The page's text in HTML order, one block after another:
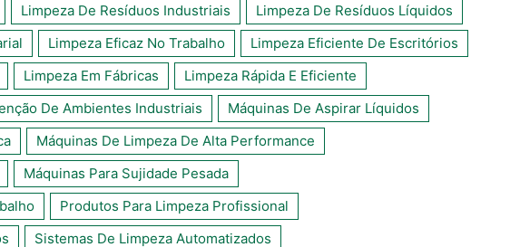
Limpeza De Resíduos Industriais
Limpeza De Resíduos Líquidos
Limpeza Eficaz No Trabalho
Limpeza Eficiente De Escritórios
Limpeza Em Fábricas
Limpeza Rápida E Eficiente
De Ambientes Industriais
Máquinas De Aspirar Líquidos
Máquinas De Limpeza De Alta Performance
Máquinas Para Sujidade Pesada
Produtos Para Limpeza Profissional
Sistemas De Limpeza Automatizados